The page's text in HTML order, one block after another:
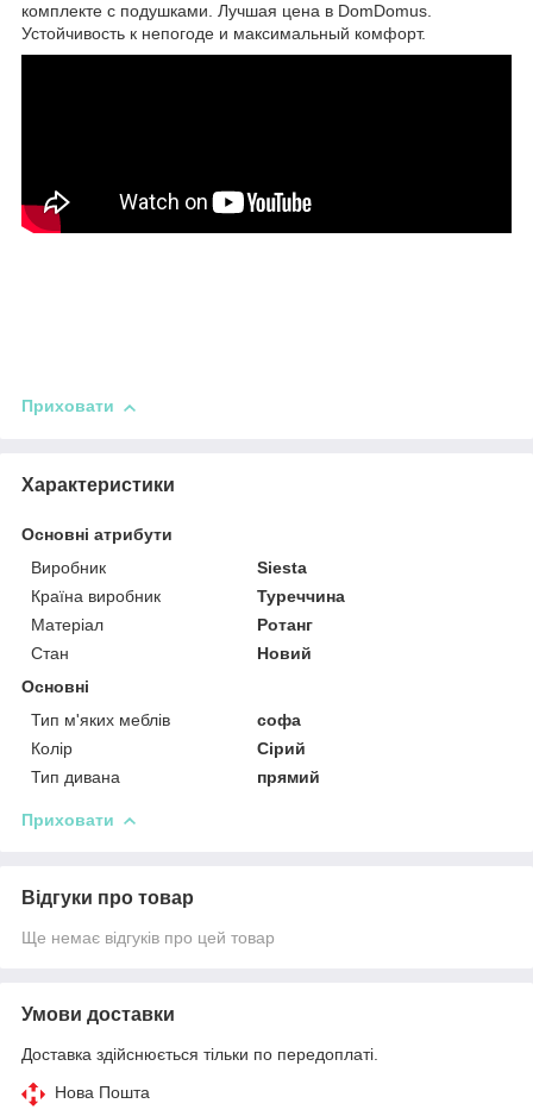
комплекте с подушками. Лучшая цена в DomDomus.
Устойчивость к непогоде и максимальный комфорт.
Приховати
Характеристики
Основні атрибути
Виробник
Siesta
Країна виробник
Туреччина
Матеріал
Ротанг
Стан
Новий
Основні
Тип м'яких меблів
софа
Колір
Сірий
Тип дивана
прямий
Приховати
Відгуки про товар
Ще немає відгуків про цей товар
Умови доставки
Доставка здійснюється тільки по передоплаті.
Нова Пошта